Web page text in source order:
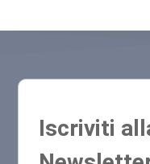
Iscriviti